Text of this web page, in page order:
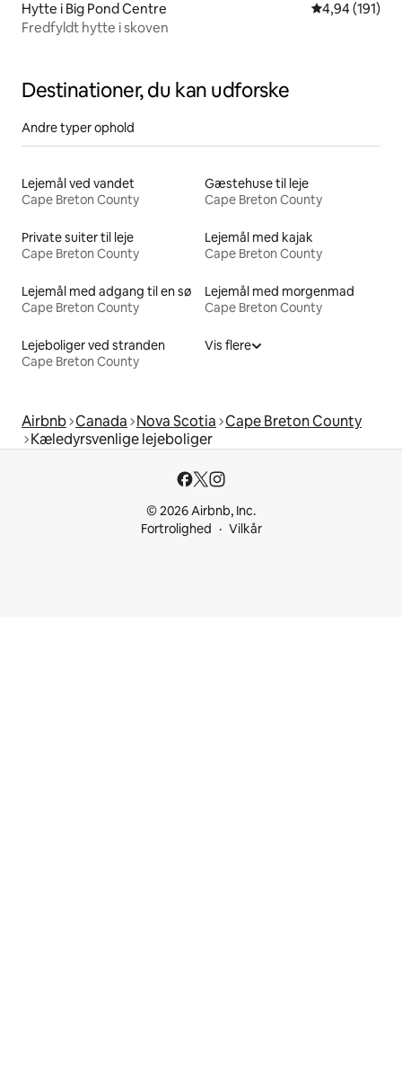
Hytte i Big Pond Centre 4,94 ud af 5 i
4,94 (191)
Fredfyldt hytte i skoven
Destinationer, du kan udforske
Andre typer ophold
Lejemål ved vandet
Cape Breton County
Gæstehuse til leje
Cape Breton County
Private suiter til leje
Cape Breton County
Lejemål med kajak
Cape Breton County
Lejemål med adgang til en sø
Cape Breton County
Lejemål med morgenmad
Cape Breton County
Lejeboliger ved stranden
Cape Breton County
Vis flere
Airbnb Canada Nova Scotia Cape Breton County
Kæledyrsvenlige lejeboliger
© 2026 Airbnb, Inc.
Fortrolighed
Vilkår